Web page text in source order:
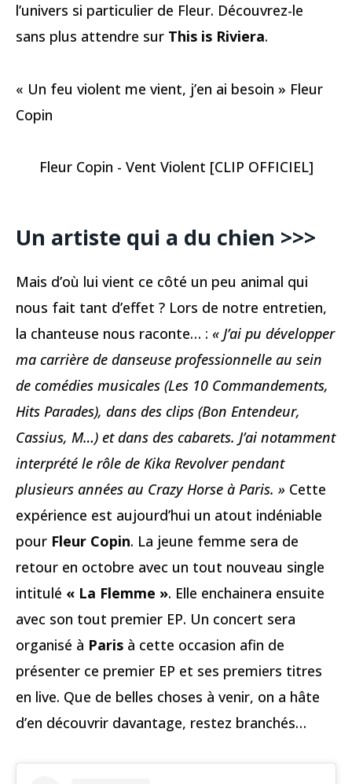
l’univers si particulier de Fleur. Découvrez-le
sans plus attendre sur This is Riviera.
« Un feu violent me vient, j’en ai besoin » Fleur
Copin
Fleur Copin - Vent Violent [CLIP OFFICIEL]
Un artiste qui a du chien >>>
Mais d’où lui vient ce côté un peu animal qui
nous fait tant d’effet ? Lors de notre entretien,
la chanteuse nous raconte… : « J’ai pu développer
ma carrière de danseuse professionnelle au sein
de comédies musicales (Les 10 Commandements,
Hits Parades), dans des clips (Bon Entendeur,
Cassius, M…) et dans des cabarets. J’ai notamment
interprété le rôle de Kika Revolver pendant
plusieurs années au Crazy Horse à Paris. » Cette
expérience est aujourd’hui un atout indéniable
pour Fleur Copin. La jeune femme sera de
retour en octobre avec un tout nouveau single
intitulé « La Flemme ». Elle enchainera ensuite
avec son tout premier EP. Un concert sera
organisé à Paris à cette occasion afin de
présenter ce premier EP et ses premiers titres
en live. Que de belles choses à venir, on a hâte
d’en découvrir davantage, restez branchés…